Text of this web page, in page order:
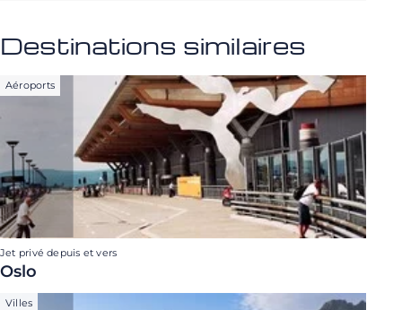
Destinations similaires
Aéroports
Jet privé depuis et vers
Oslo
Villes